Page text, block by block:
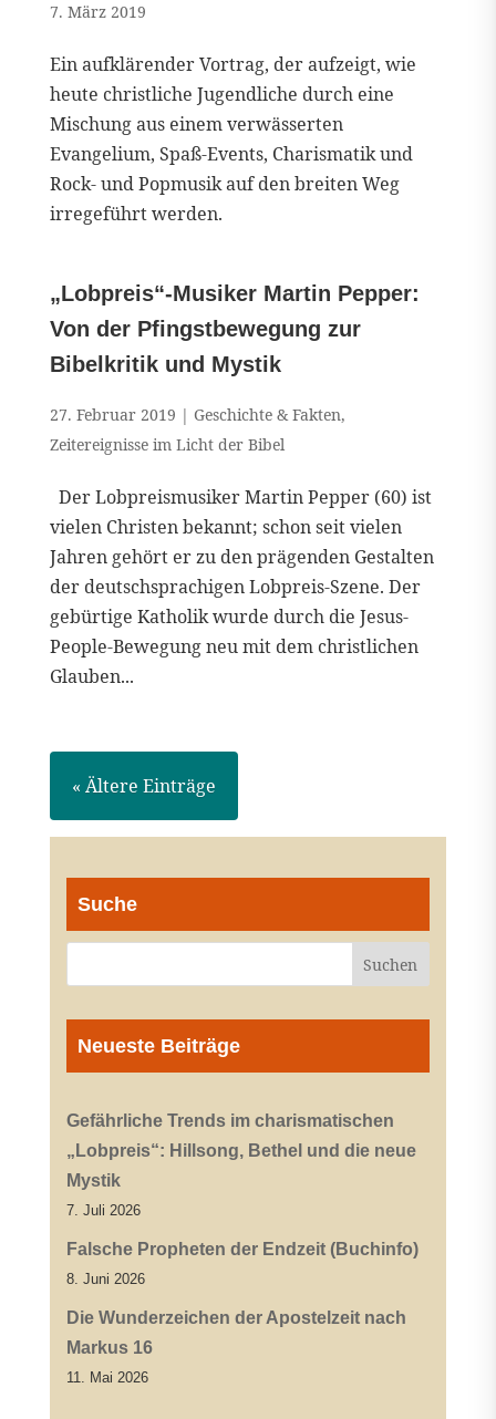
7. März 2019
Ein aufklärender Vortrag, der aufzeigt, wie
heute christliche Jugendliche durch eine
Mischung aus einem verwässerten
Evangelium, Spaß-Events, Charismatik und
Rock- und Popmusik auf den breiten Weg
irregeführt werden.
„Lobpreis“-Musiker Martin Pepper:
Von der Pfingstbewegung zur
Bibelkritik und Mystik
27. Februar 2019 | Geschichte & Fakten,
Zeitereignisse im Licht der Bibel
Der Lobpreismusiker Martin Pepper (60) ist
vielen Christen bekannt; schon seit vielen
Jahren gehört er zu den prägenden Gestalten
der deutschsprachigen Lobpreis-Szene. Der
gebürtige Katholik wurde durch die Jesus-
People-Bewegung neu mit dem christlichen
Glauben...
« Ältere Einträge
Suche
Neueste Beiträge
Gefährliche Trends im charismatischen
„Lobpreis“: Hillsong, Bethel und die neue
Mystik
7. Juli 2026
Falsche Propheten der Endzeit (Buchinfo)
8. Juni 2026
Die Wunderzeichen der Apostelzeit nach
Markus 16
11. Mai 2026